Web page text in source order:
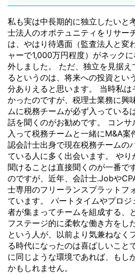
私も実は中長期的に独立したいと
士法人のオポテュニティをリサー
は、やはり待遇面（監査法人と変
ャーで1,000万円程度）がネック
外しました。 ただ、独立を見据
るというのは、将来への投資とい
分ありえると思います。 当時私
かったのですが、税理士業務に興
ムに税務チームが必ず入っている
話を聞くのがお勧めです。 コン
入って税務チームと一緒にM&A案
認会計士出身で現在税務チームの
ている人に多く出会います。 や
聞けることは直接聞くのが一番で
のですが、近年、会計士.Jobや
士専用のフリーランスプラットフ
ています。 パートタイムやプロ
者が集まってチームを組成する、
フステージ的に柔軟な働き方をし
という人が、以前より気兼ねなく
る時代になったのは喜ばしいこと
に同じような環境であれば、もし
かもしれません。